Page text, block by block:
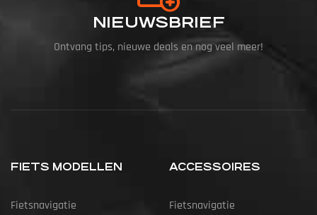
NIEUWSBRIEF
Ontvang tips, nieuwe deals en nog veel meer!
FIETS MODELLEN
Fietsnavigatie
ACCESSOIRES
Fietsnavigatie